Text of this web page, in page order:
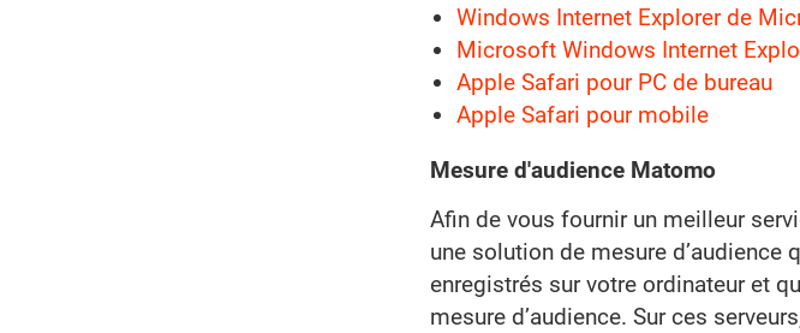
Windows Internet Explorer de
Microsoft Windows Internet
Apple Safari pour PC de bureau
Apple Safari pour mobile
Mesure d'audience Matomo
Afin de vous fournir un meilleur
une solution de mesure
enregistrés sur votre ordinateur et
mesure d’audience. Sur ces